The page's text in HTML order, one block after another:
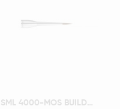
Szybki podgląd SML 4000-MOS BUILD-UP BRUSH 3 MODULE